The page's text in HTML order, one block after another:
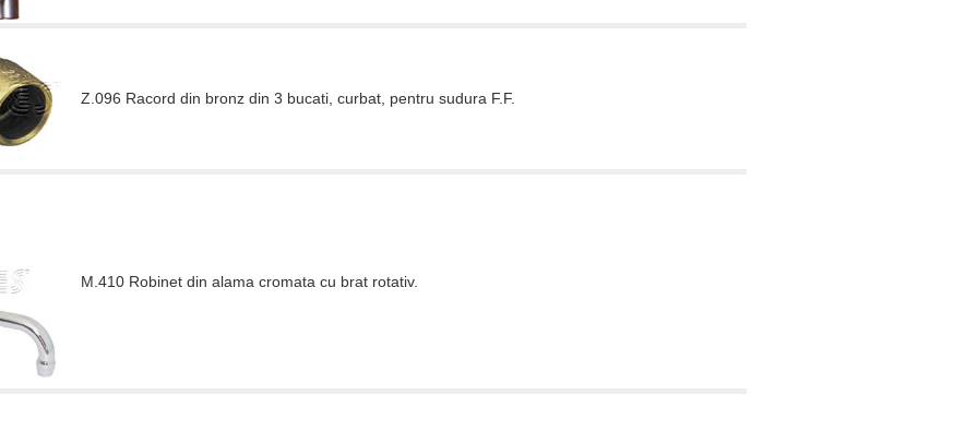
Z.096 Racord din bronz din 3 bucati, curbat, pentru sudura F.F.
M.410 Robinet din alama cromata cu brat rotativ.